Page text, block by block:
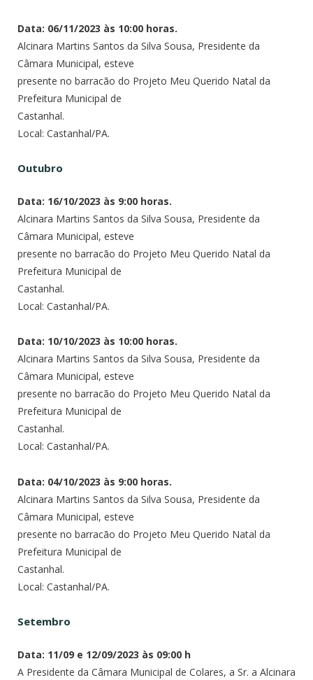
Data: 06/11/2023 às 10:00 horas.
Alcinara Martins Santos da Silva Sousa, Presidente da
Câmara Municipal, esteve
presente no barracão do Projeto Meu Querido Natal da
Prefeitura Municipal de
Castanhal.
Local: Castanhal/PA.
Outubro
Data: 16/10/2023 às 9:00 horas.
Alcinara Martins Santos da Silva Sousa, Presidente da
Câmara Municipal, esteve
presente no barracão do Projeto Meu Querido Natal da
Prefeitura Municipal de
Castanhal.
Local: Castanhal/PA.
Data: 10/10/2023 às 10:00 horas.
Alcinara Martins Santos da Silva Sousa, Presidente da
Câmara Municipal, esteve
presente no barracão do Projeto Meu Querido Natal da
Prefeitura Municipal de
Castanhal.
Local: Castanhal/PA.
Data: 04/10/2023 às 9:00 horas.
Alcinara Martins Santos da Silva Sousa, Presidente da
Câmara Municipal, esteve
presente no barracão do Projeto Meu Querido Natal da
Prefeitura Municipal de
Castanhal.
Local: Castanhal/PA.
Setembro
Data: 11/09 e 12/09/2023 às 09:00 h
A Presidente da Câmara Municipal de Colares, a Sr. a Alcinara